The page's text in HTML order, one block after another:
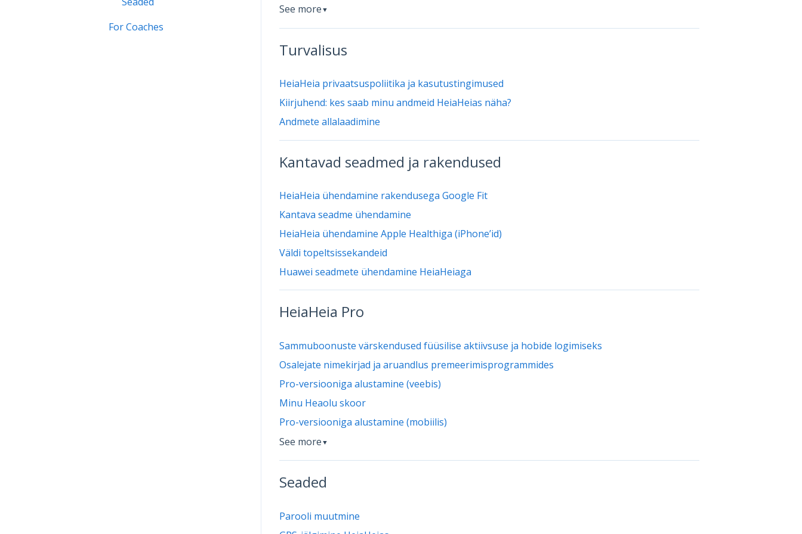
See more ▼
Turvalisus
HeiaHeia privaatsuspoliitika ja kasutustingimused
Kiirjuhend: kes saab minu andmeid HeiaHeias näha?
Andmete allalaadimine
Kantavad seadmed ja rakendused
HeiaHeia ühendamine rakendusega Google Fit
Kantava seadme ühendamine
HeiaHeia ühendamine Apple Healthiga (iPhone’id)
Väldi topeltsissekandeid
Huawei seadmete ühendamine HeiaHeiaga
HeiaHeia Pro
Sammuboonuste värskendused füüsilise aktiivsuse ja hobide logimiseks
Osalejate nimekirjad ja aruandlus premeerimisprogrammides
Pro-versiooniga alustamine (veebis)
Minu Heaolu skoor
Pro-versiooniga alustamine (mobiilis)
See more ▼
Seaded
Parooli muutmine
For Coaches